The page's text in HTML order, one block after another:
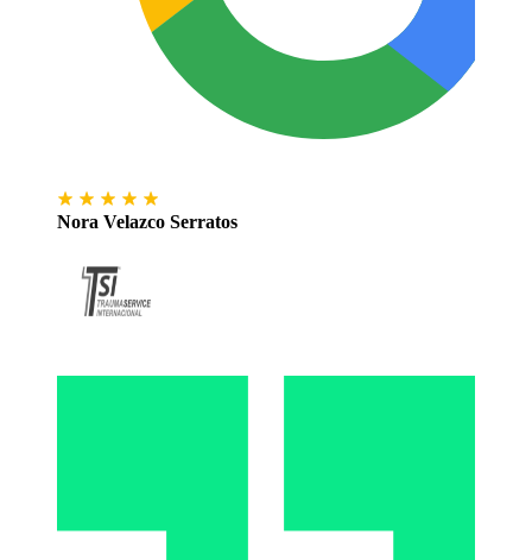
Nora Velazco Serratos